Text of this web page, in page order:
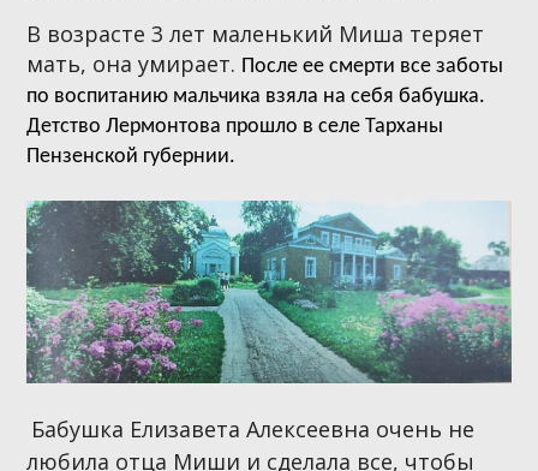
В возрасте 3 лет маленький Миша теряет
мать, она умирает. После ее смерти все заботы
по воспитанию мальчика взяла на себя бабушка.
Детство Лермонтова прошло в селе Тарханы
Пензенской губернии.
Бабушка Елизавета Алексеевна очень не
любила отца Миши и сделала все, чтобы